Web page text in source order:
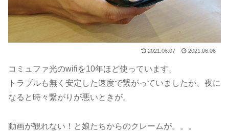
2021.06.07 2021.06.06
コミュファ光のwifiを10年ほど使っています。
トラブルも無く安定した速度で繋がっていましたが、夜に
なると時々繋がりが悪いときが。
動画が観れない！と娘たちからのクレームが。。。